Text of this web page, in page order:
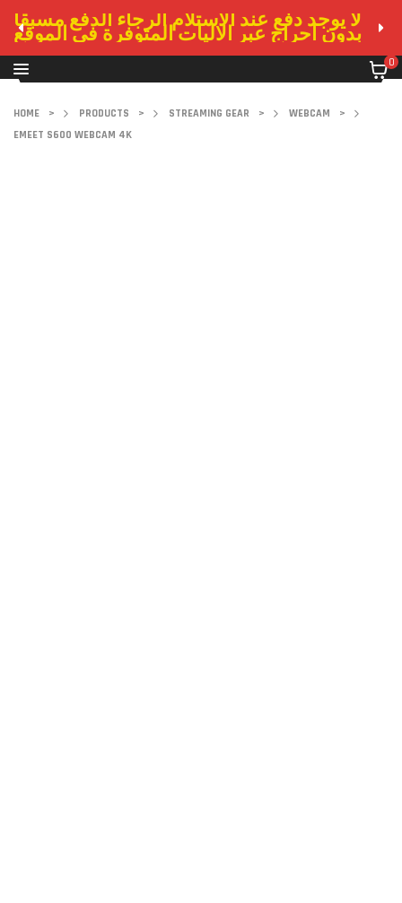
لا يوجد دفع عند الاستلام الرجاء الدفع مسبقا
بدون احراج عبر الاليات المتوفرة في الموقع
0
HOME > PRODUCTS > STREAMING GEAR > WEBCAM
>
EMEET S600 WEBCAM 4K